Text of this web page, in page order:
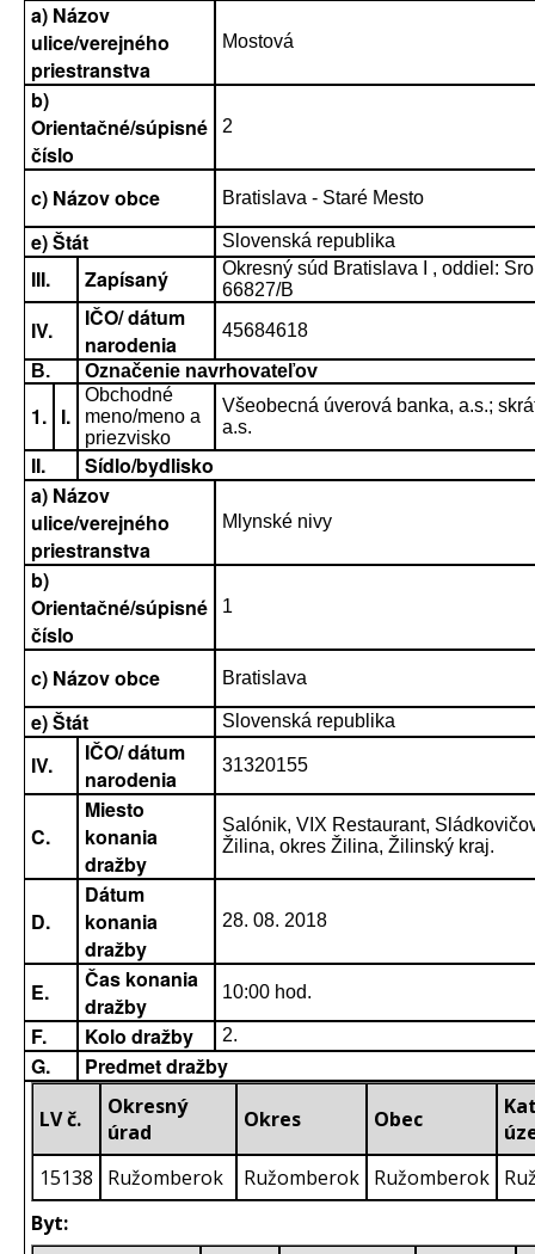
a) Názov
ulice/verejného
priestranstva
Mostová
b)
Orientačné/súpisné
číslo
2
c) Názov obce Bratislava - Staré Mesto
e) Štát Slovenská republika
III. Zapísaný
Okresný súd Bratislava I , oddiel:
66827/B
IV.
IČO/ dátum
narodenia
45684618
B.
Označenie navrhovateľov
1. I.
Obchodné
meno/meno a
priezvisko
Všeobecná úverová banka, a.s.;
a.s.
II.
Sídlo/bydlisko
a) Názov
ulice/verejného
priestranstva
Mlynské nivy
b)
Orientačné/súpisné
číslo
1
c) Názov obce Bratislava
e) Štát Slovenská republika
IV.
IČO/ dátum
narodenia
31320155
C.
Miesto
konania
dražby
Salónik, VIX Restaurant,
Žilina, okres Žilina, Žilinský kraj.
D.
Dátum
konania
dražby
28. 08. 2018
E.
Čas konania
dražby
10:00 hod.
F. Kolo dražby 2.
G. Predmet dražby
LV č.
Okresný
úrad
Okres Obec
15138
Ružomberok Ružomberok Ružomberok
Byt: